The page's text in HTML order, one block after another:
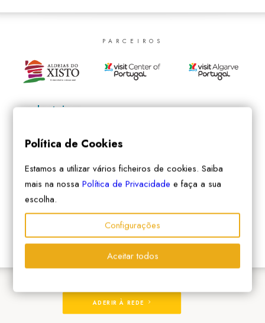
PARCEIROS
ADERIR À REDE
Política de Cookies
Estamos a utilizar vários ficheiros de cookies. Saiba
mais na nossaPolítica de Privacidade e faça a sua
escolha.
Configurações
Aceitar todos